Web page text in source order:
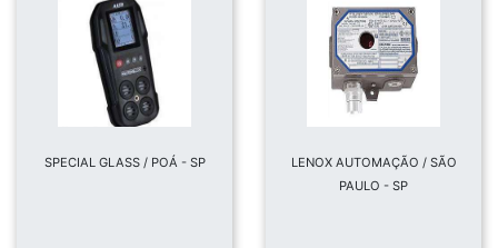
SPECIAL GLASS / POÁ - SP
LENOX AUTOMAÇÃO / SÃO
PAULO - SP